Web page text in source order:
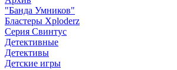
"Банда Умников"
Бластеры Xploderz
Cерия Свинтус
Детективные
Детективы
Детские игры